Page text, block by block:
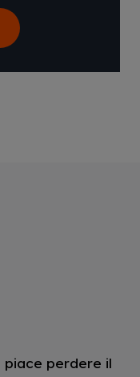
perdere il